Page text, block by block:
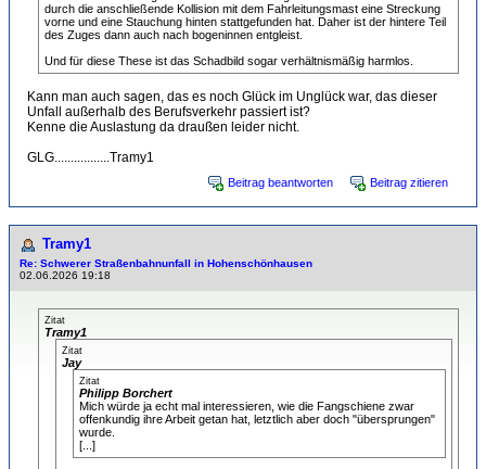
durch die anschließende Kollision mit dem Fahrleitungsmast eine Streckung
vorne und eine Stauchung hinten stattgefunden hat. Daher ist der hintere Teil
des Zuges dann auch nach bogeninnen entgleist.
Und für diese These ist das Schadbild sogar verhältnismäßig harmlos.
Kann man auch sagen, das es noch Glück im Unglück war, das dieser
Unfall außerhalb des Berufsverkehr passiert ist?
Kenne die Auslastung da draußen leider nicht.
GLG.................Tramy1
Beitrag beantworten Beitrag zitieren
Tramy1
Re: Schwerer Straßenbahnunfall in Hohenschönhausen
02.06.2026 19:18
Zitat
Tramy1
Zitat
Jay
Zitat
Philipp Borchert
Mich würde ja echt mal interessieren, wie die Fangschiene zwar
offenkundig ihre Arbeit getan hat, letztlich aber doch "übersprungen"
wurde.
[...]